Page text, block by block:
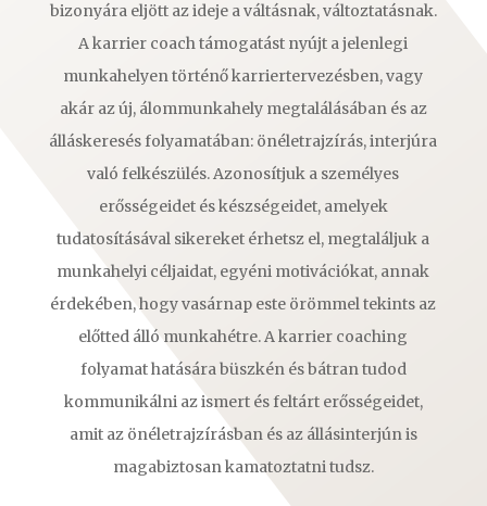
bizonyára eljött az ideje a váltásnak, változtatásnak.
A karrier coach támogatást nyújt a jelenlegi
munkahelyen történő karriertervezésben, vagy
akár az új, álommunkahely megtalálásában és az
álláskeresés folyamatában: önéletrajzírás, interjúra
való felkészülés. Azonosítjuk a személyes
erősségeidet és készségeidet, amelyek
tudatosításával sikereket érhetsz el, megtaláljuk a
munkahelyi céljaidat, egyéni motivációkat, annak
érdekében, hogy vasárnap este örömmel tekints az
előtted álló munkahétre. A karrier coaching
folyamat hatására büszkén és bátran tudod
kommunikálni az ismert és feltárt erősségeidet,
amit az önéletrajzírásban és az állásinterjún is
magabiztosan kamatoztatni tudsz.